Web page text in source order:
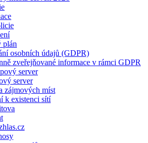
plán
osobních údajů (GDPR)
zveřejňované informace v rámci GDPR
server
server
zájmových míst
k existenci sítí